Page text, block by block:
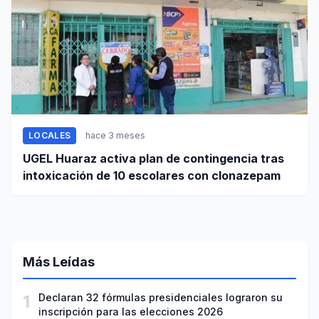
LOCALES hace 3 meses
UGEL Huaraz activa plan de contingencia tras
intoxicación de 10 escolares con clonazepam
Más Leídas
1
Declaran 32 fórmulas presidenciales lograron su
inscripción para las elecciones 2026